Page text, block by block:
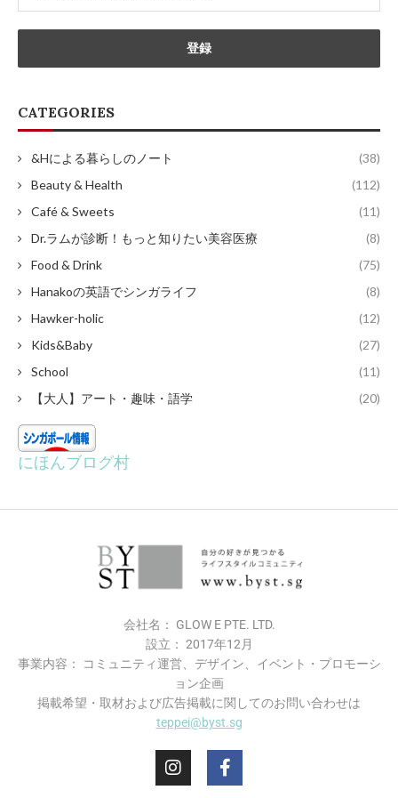
CATEGORIES
&Hによる暮らしのノート
(38)
Beauty & Health
(112)
Café & Sweets
(11)
Dr.ラムが診断！もっと知りたい美容医療
(8)
Food & Drink
(75)
Hanakoの英語でシンガライフ
(8)
Hawker-holic
(12)
Kids&Baby
(27)
School
(11)
【大人】アート・趣味・語学
(20)
にほんブログ村
会社名： GLOW E PTE. LTD.
設立： 2017年12月
事業内容： コミュニティ運営、デザイン、イベント・プロモーシ
ョン企画
掲載希望・​取材および広告掲載に関してのお問い合わせは
teppei@byst.sg